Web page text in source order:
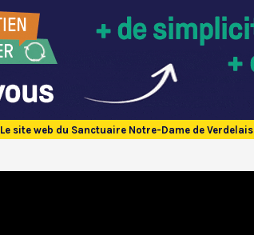
Le site web du Sanctuaire Notre-Dame de Verdelais